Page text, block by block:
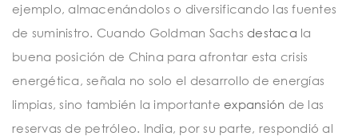
ejemplo, almacenándolos o diversificando las fuentes
de suministro. Cuando Goldman Sachs destaca la
buena posición de China para afrontar esta crisis
energética, señala no solo el desarrollo de energías
limpias, sino también la importante expansión de las
reservas de petróleo. India, por su parte, respondió al